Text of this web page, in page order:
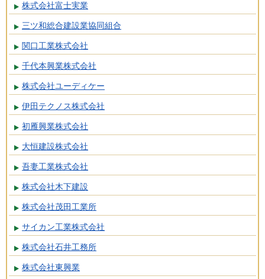
株式会社富士実業
三ツ和総合建設業協同組合
関口工業株式会社
千代本興業株式会社
株式会社ユーディケー
伊田テクノス株式会社
初雁興業株式会社
大恒建設株式会社
吾妻工業株式会社
株式会社木下建設
株式会社茂田工業所
サイカン工業株式会社
株式会社石井工務所
株式会社東興業